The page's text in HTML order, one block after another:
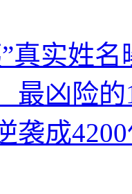
真实姓
最凶险
袭成